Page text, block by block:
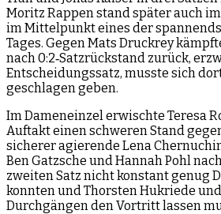
Moritz Rappen stand später auch
im Mittelpunkt eines der
Tages. Gegen Mats Druckrey
nach 0:2‑Satzrückstand zurück,
Entscheidungssatz, musste sich
geschlagen geben.
Im Dameneinzel erwischte Teresa
Auftakt einen schweren Stand
sicherer agierende Lena
Ben Gatzsche und Hannah Pohl
zweiten Satz nicht konstant genug
konnten und Thorsten Hukriede
Durchgängen den Vortritt lassen